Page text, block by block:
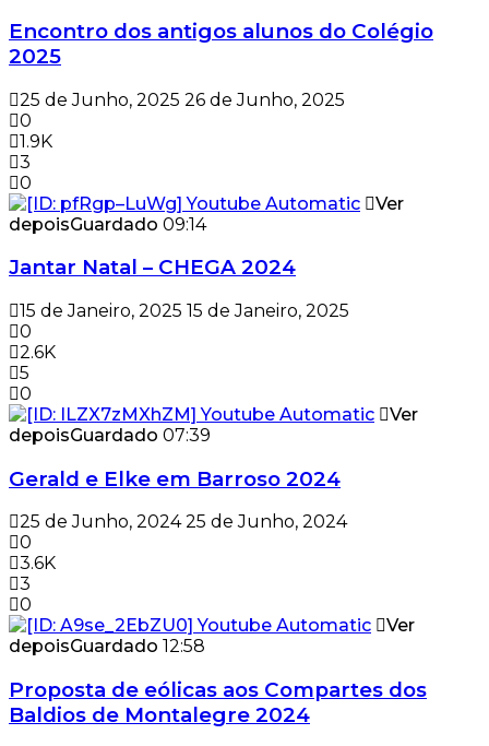
Encontro dos antigos alunos do Colégio
2025
25 de Junho, 2025 26 de Junho, 2025
0
1.9K
3
0
Ver
depoisGuardado 09:14
Jantar Natal – CHEGA 2024
15 de Janeiro, 2025 15 de Janeiro, 2025
0
2.6K
5
0
Ver
depoisGuardado 07:39
Gerald e Elke em Barroso 2024
25 de Junho, 2024 25 de Junho, 2024
0
3.6K
3
0
Ver
depoisGuardado 12:58
Proposta de eólicas aos Compartes dos
Baldios de Montalegre 2024